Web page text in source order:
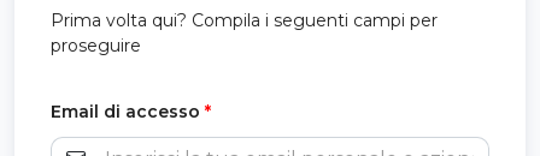
Prima volta qui? Compila i seguenti campi per
proseguire
Email di accesso *